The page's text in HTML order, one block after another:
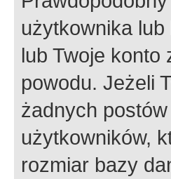
użytkownika lub
lub Twoje konto
powodu. Jeżeli
żadnych
użytkowników,
rozmiar bazy